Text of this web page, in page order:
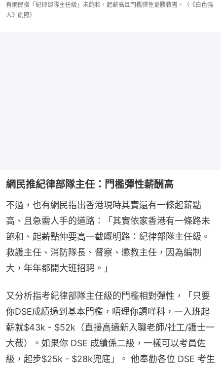
有網民指「紀律部隊主任級」未飽和，起薪高且門檻彈性更勝教書。（《白色強
人》劇照）
網民推紀律部隊主任：門檻彈性薪酬高
不過，也有網民指出香港現時其實還有一條起薪點
高、且急需人手的道路：「其實依家香港有一條路未
飽和、起薪點仲要高一截嘅明路：紀律部隊主任級。
救護主任、消防隊長、督察、懲教主任，因為編制
大，年年都開大班招聘。」
又分析指考紀律部隊主任級的門檻相對彈性，「只要
你DSE成績過到基本門檻，唔理你讀咩科，一入班起
薪就$43k - $52k（直接高過新入職老師/社工/護士一
大截）。如果你 DSE 成績係二級，一樣可以考員佐
級，起步$25k - $28k兜底」。 他奉勸各位 DSE 考生